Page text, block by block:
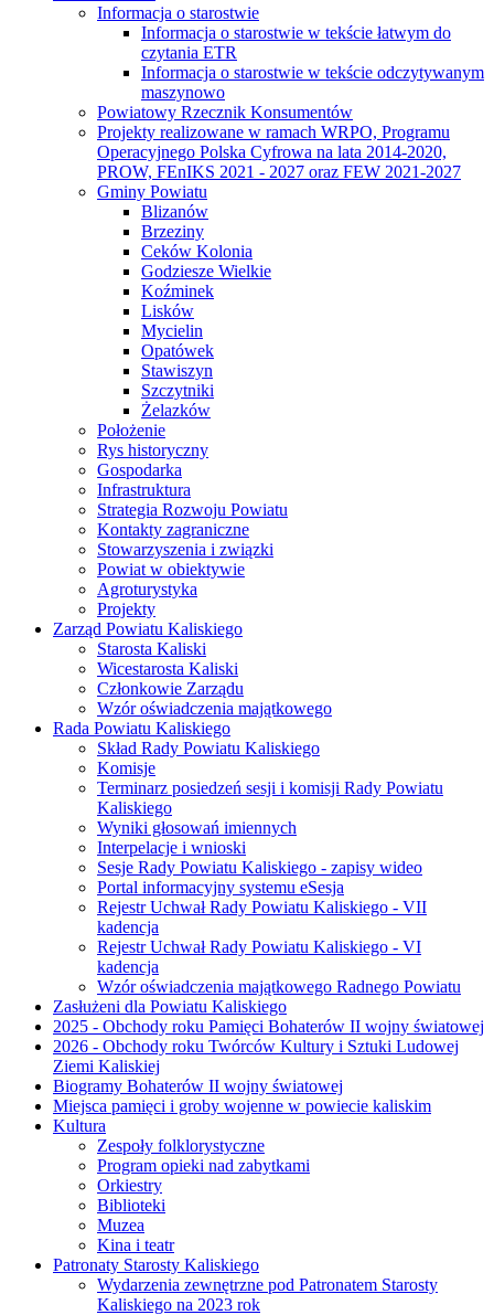
Informacja o starostwie
Informacja o starostwie w tekście łatwym do
czytania ETR
Informacja o starostwie w tekście odczytywanym
maszynowo
Powiatowy Rzecznik Konsumentów
Projekty realizowane w ramach WRPO, Programu
Operacyjnego Polska Cyfrowa na lata 2014-2020,
PROW, FEnIKS 2021 - 2027 oraz FEW 2021-2027
Gminy Powiatu
Blizanów
Brzeziny
Ceków Kolonia
Godziesze Wielkie
Koźminek
Lisków
Mycielin
Opatówek
Stawiszyn
Szczytniki
Żelazków
Położenie
Rys historyczny
Gospodarka
Infrastruktura
Strategia Rozwoju Powiatu
Kontakty zagraniczne
Stowarzyszenia i związki
Powiat w obiektywie
Agroturystyka
Projekty
Zarząd Powiatu Kaliskiego
Starosta Kaliski
Wicestarosta Kaliski
Członkowie Zarządu
Wzór oświadczenia majątkowego
Rada Powiatu Kaliskiego
Skład Rady Powiatu Kaliskiego
Komisje
Terminarz posiedzeń sesji i komisji Rady Powiatu
Kaliskiego
Wyniki głosowań imiennych
Interpelacje i wnioski
Sesje Rady Powiatu Kaliskiego - zapisy wideo
Portal informacyjny systemu eSesja
Rejestr Uchwał Rady Powiatu Kaliskiego - VII
kadencja
Rejestr Uchwał Rady Powiatu Kaliskiego - VI
kadencja
Wzór oświadczenia majątkowego Radnego Powiatu
Zasłużeni dla Powiatu Kaliskiego
2025 - Obchody roku Pamięci Bohaterów II wojny światowej
2026 - Obchody roku Twórców Kultury i Sztuki Ludowej
Ziemi Kaliskiej
Biogramy Bohaterów II wojny światowej
Miejsca pamięci i groby wojenne w powiecie kaliskim
Kultura
Zespoły folklorystyczne
Program opieki nad zabytkami
Orkiestry
Biblioteki
Muzea
Kina i teatr
Patronaty Starosty Kaliskiego
Wydarzenia zewnętrzne pod Patronatem Starosty
Kaliskiego na 2023 rok